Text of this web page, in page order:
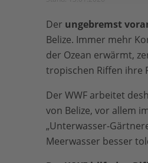
Der ungebremst
Belize. Immer mehr
der Ozean erwärmt,
tropischen Riffen ihre
Der WWF arbeitet
von Belize, vor allem
„Unterwasser-
Meerwasser besser